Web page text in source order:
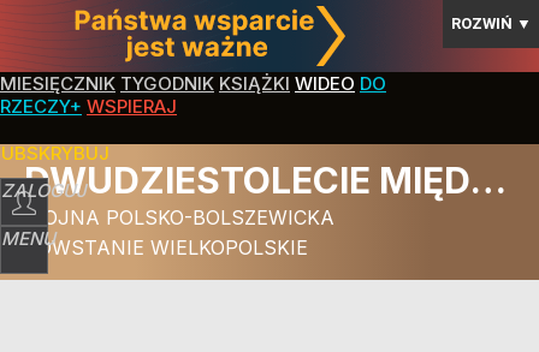
ROZWIŃ ▼
MIESIĘCZNIK TYGODNIK KSIĄŻKI WIDEO DO
RZECZY+ WSPIERAJ
ZALOGUJ
MENU
DWUDZIESTOLECIE MIĘDZYWOJENNE
WOJNA POLSKO-BOLSZEWICKA
POWSTANIE WIELKOPOLSKIE